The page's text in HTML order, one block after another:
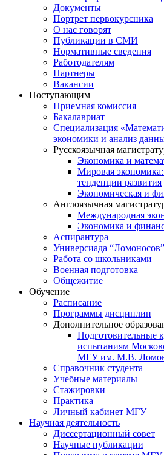
Документы
Портрет первокурсника
О нас говорят
Публикации в СМИ
Нормативные сведения
Работодателям
Партнеры
Вакансии
Поступающим
Приемная комиссия
Бакалавриат
Специализация
экономики и анализ
Русскоязычная
Экономика и
Мировая
тенденции развития
Экономическая и
Англоязычная
Международная
Экономика и
Аспирантура
Универсиада “Ломоносов”
Работа со школьниками
Военная подготовка
Общежитие
Обучение
Расписание
Программы дисциплин
Дополнительное
Подготовительные
испытаниям
МГУ им. М.В.
Справочник студента
Учебные материалы
Стажировки
Практика
Личный кабинет МГУ
Научная деятельность
Диссертационный совет
Научные публикации